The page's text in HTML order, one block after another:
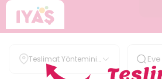
Teslimat Yöntemini
Belirle